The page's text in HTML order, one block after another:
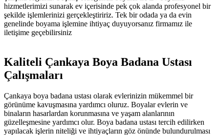
hizmetlerimizi sunarak ev içerisinde pek çok alanda profesyonel bir
şekilde işlemlerinizi gerçekleştiririz. Tek bir odada ya da evin
genelinde boyama işlemine ihtiyaç duyuyorsanız firmamız ile
iletişime geçebilirsiniz
Kaliteli Çankaya Boya Badana Ustası
Çalışmaları
Çankaya boya badana ustası olarak evlerinizin mükemmel bir
görünüme kavuşmasına yardımcı oluruz. Boyalar evlerin ve
binaların hasarlardan korunmasına ve yaşam alanlarının
güzelleşmesine yardımcı olur. Boya badana ustası tercih edilirken
yapılacak işlerin niteliği ve ihtiyaçların göz önünde bulundurulması